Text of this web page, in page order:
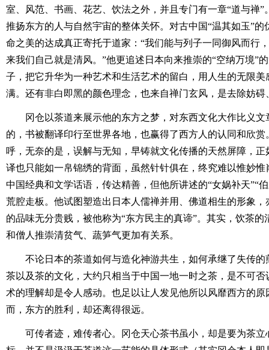
室、风范、书画、花艺、饮法之外，并且专门有一章“道与禅”
推扬东方的人与自然宇宙的整体关怀。对古中国“温其如玉”
命之美的达成真正寄托于道家：“我们能与列子一同御风而行
来我们自己就是清风。”他更追述日本向来推崇的“空纳万境”
子，把它升华为一种艺术和生活艺术的留白，用人生的无限
满。还有非白即黑的颜色理念，也来自禅门玄风，是去除妨碍
冈仓以茶道来展示他的东方之梦，对东西文化大作比义
的，书被翻译印行至世界各地，也赢得了西方人的认同和欣
呼，无奈的是，误解与无知，早铸就文化传播的天然屏障，
译也只能如一帛锦绣的背面，虽然针针俱在，终究难以惟妙
中国经典和文学话语，传达精善，但他所讲述的“女娲补天”“
荒腔走板。他试图塑造出日本人儒禅并用、佛道相生的形象
的品味无分贵贱，被他称为“东方民主的真谛”。其实，饮茶
和僧人推崇清贫气、蔬笋气更加有关系。
不论日本的茶道如何与造化神游共生，如何承继了失传
茶以及茶的文化，大约只相当于中国一地一时之茶，是不可
术的理解却是令人感动。也足以让人发见他所以风靡西方的
而，东方的胜利，却还离得很远。
可传者迹，难传者心。冈仓天心茶书虽小，却是要为茶